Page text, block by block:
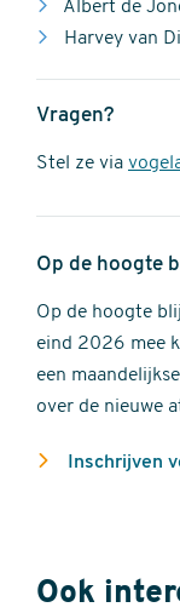
Albert de
Harvey van
Vragen?
Stel ze via
Op de hoogte
Op de hoogte
eind 2026 mee
een
over de nieuwe
Inschrijven
Ook